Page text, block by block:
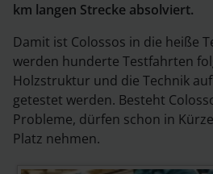
km langen Strecke absolviert.
Damit ist Colossos in die heiße
werden hunderte Testfahrten
Holzstruktur und die Technik
getestet werden. Besteht
Probleme, dürfen schon in
Platz nehmen.